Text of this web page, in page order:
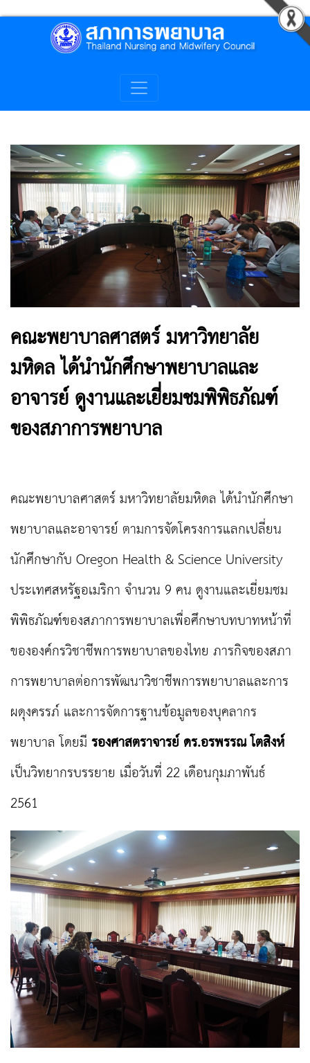
คณะพยาบาลศาสตร์ มหาวิทยาลัย
มหิดล ได้นำนักศึกษาพยาบาลและ
อาจารย์ ดูงานและเยี่ยมชมพิพิธภัณฑ์
ของสภาการพยาบาล
คณะพยาบาลศาสตร์ มหาวิทยาลัยมหิดล ได้นำนักศึกษา
พยาบาลและอาจารย์ ตามการจัดโครงการแลกเปลี่ยน
นักศึกษากับOregon Health & Science University
ประเทศสหรัฐอเมริกา จำนวน 9 คน ดูงานและเยี่ยมชม
พิพิธภัณฑ์ของสภาการพยาบาลเพื่อศึกษาบทบาทหน้าที่
ขององค์กรวิชาชีพการพยาบาลของไทย ภารกิจของสภา
การพยาบาลต่อการพัฒนาวิชาชีพการพยาบาลและการ
ผดุงครรภ์ และการจัดการฐานข้อมูลของบุคลากร
พยาบาล โดยมีรองศาสตราจารย์ ดร.อรพรรณ โตสิงห์
เป็นวิทยากรบรรยาย เมื่อวันที่22 เดือนกุมภาพันธ์
2561